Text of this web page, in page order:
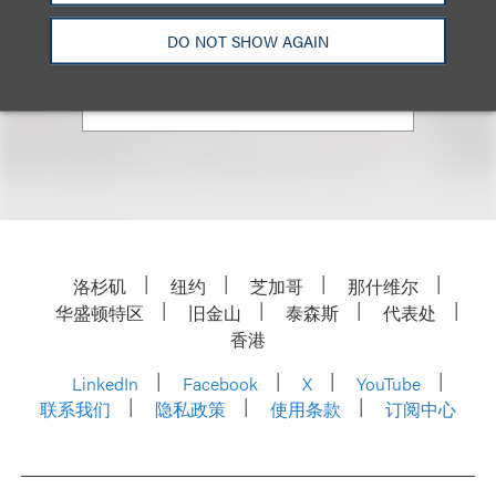
DO NOT SHOW AGAIN
+1.310.282.2122
Email
洛杉矶 纽约 芝加哥
那什维尔
华盛顿特区
旧金山 泰森斯
代表处
香港
LinkedIn
Facebook X
YouTube
联系我们
隐私政策 使用条款 订阅中心